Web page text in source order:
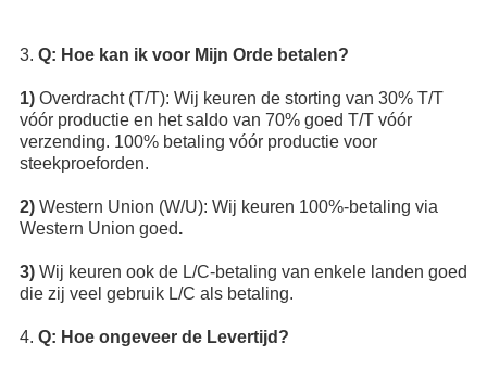
3. Q: Hoe kan ik voor Mijn Orde betalen?
1) Overdracht (T/T): Wij keuren de storting van 30% T/T
vóór productie en het saldo van 70% goed T/T vóór
verzending. 100% betaling vóór productie voor
steekproeforden.
2) Western Union (W/U): Wij keuren 100%-betaling via
Western Union goed.
3) Wij keuren ook de L/C-betaling van enkele landen goed
die zij veel gebruik L/C als betaling.
4. Q: Hoe ongeveer de Levertijd?